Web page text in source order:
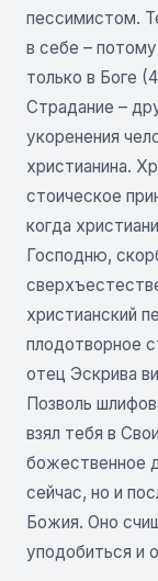
пессимистом.
в себе –
только в Боге
Страдание –
укоренения
христианина.
стоическое
когда
Господню,
христианский
плодотворное
отец Эскрива
Позволь
взял тебя в
божественное
сейчас, но и
Божия. Оно
уподобиться и